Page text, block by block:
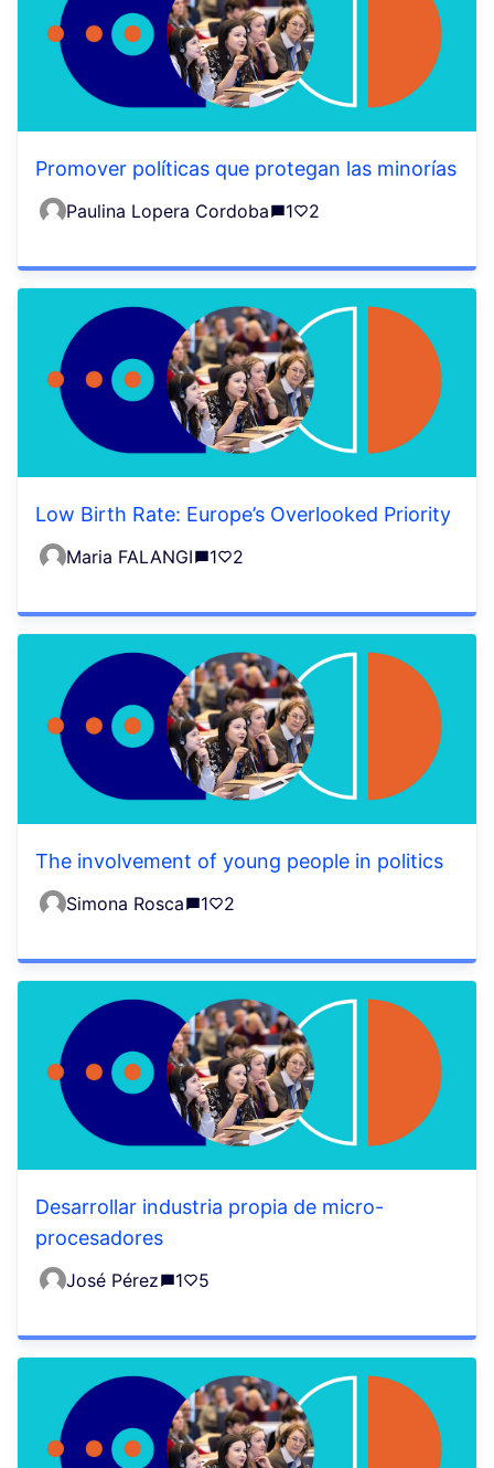
Promover políticas que protegan las minorías
Paulina Lopera Cordoba 1 2
Low Birth Rate: Europe’s Overlooked Priority
Maria FALANGI 1 2
The involvement of young people in politics
Simona Rosca 1 2
Desarrollar industria propia de micro-
procesadores
José Pérez 1 5